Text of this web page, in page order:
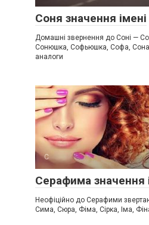
Соня значення імені
Домашні звернення до Соні —
Сонюшка, Софьюшка, Софа,
аналоги
С
Серафима значення
Неофіційно до Серафими
Сима, Сюра, Фіма, Сірка, Іма,